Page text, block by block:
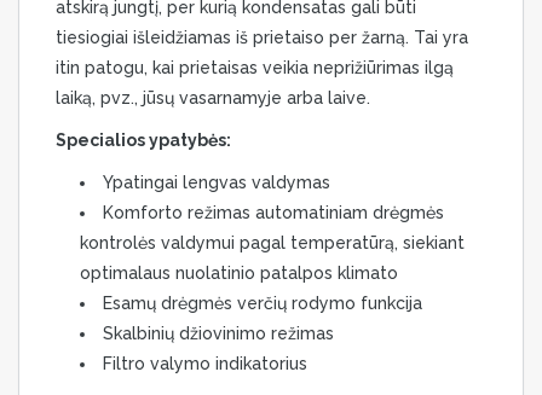
atskirą jungtį, per kurią kondensatas gali būti
tiesiogiai išleidžiamas iš prietaiso per žarną. Tai yra
itin patogu, kai prietaisas veikia neprižiūrimas ilgą
laiką, pvz., jūsų vasarnamyje arba laive.
Specialios ypatybės:
Ypatingai lengvas valdymas
Komforto režimas automatiniam drėgmės
kontrolės valdymui pagal temperatūrą, siekiant
optimalaus nuolatinio patalpos klimato
Esamų drėgmės verčių rodymo funkcija
Skalbinių džiovinimo režimas
Filtro valymo indikatorius